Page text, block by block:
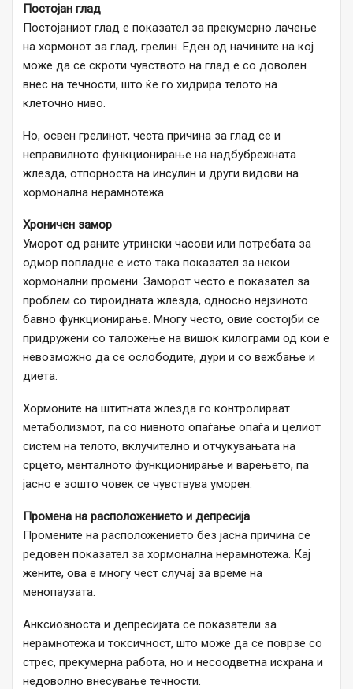
Постојан глад
Постојаниот глад е показател за прекумерно лачење
на хормонот за глад, грелин. Еден од начините на кој
може да се скроти чувството на глад е со доволен
внес на течности, што ќе го хидрира телото на
клеточно ниво.
Но, освен грелинот, честа причина за глад се и
неправилното функционирање на надбубрежната
жлезда, отпорноста на инсулин и други видови на
хормонална нерамнотежа.
Хроничен замор
Уморот од раните утрински часови или потребата за
одмор попладне е исто така показател за некои
хормонални промени. Заморот често е показател за
проблем со тироидната жлезда, односно нејзиното
бавно функционирање. Многу често, овие состојби се
придружени со таложење на вишок килограми од кои е
невозможно да се ослободите, дури и со вежбање и
диета.
Хормоните на штитната жлезда го контролираат
метаболизмот, па со нивното опаѓање опаѓа и целиот
систем на телото, вклучително и отчукувањата на
срцето, менталното функционирање и варењето, па
јасно е зошто човек се чувствува уморен.
Промена на расположението и депресија
Промените на расположението без јасна причина се
редовен показател за хормонална нерамнотежа. Кај
жените, ова е многу чест случај за време на
менопаузата.
Анксиозноста и депресијата се показатели за
нерамнотежа и токсичност, што може да се поврзе со
стрес, прекумерна работа, но и несоодветна исхрана и
недоволно внесување течности.